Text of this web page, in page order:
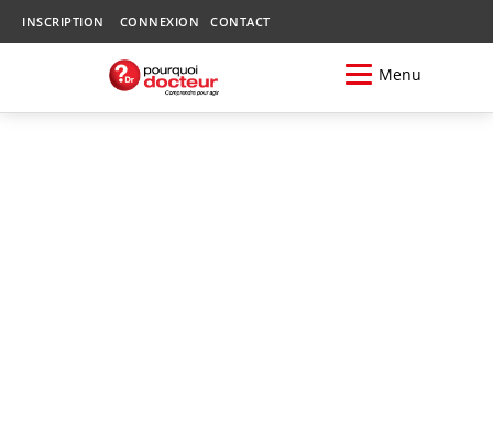
INSCRIPTION CONNEXION CONTACT
Menu